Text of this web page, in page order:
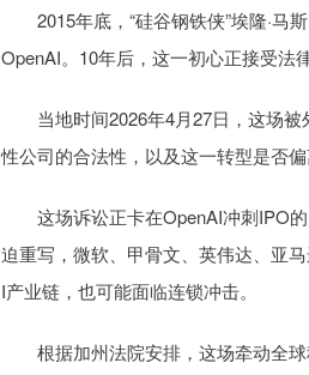
2015年底，“硅谷钢铁侠”埃隆·马斯
OpenAI。10年后，这一初心正接受法律
当地时间2026年4月27日，这场被
性公司的合法性，以及这一转型是否偏
这场诉讼正卡在OpenAI冲刺IPO的
迫重写，微软、甲骨文、英伟达、亚
I产业链，也可能面临连锁冲击。
根据加州法院安排，这场牵动全球